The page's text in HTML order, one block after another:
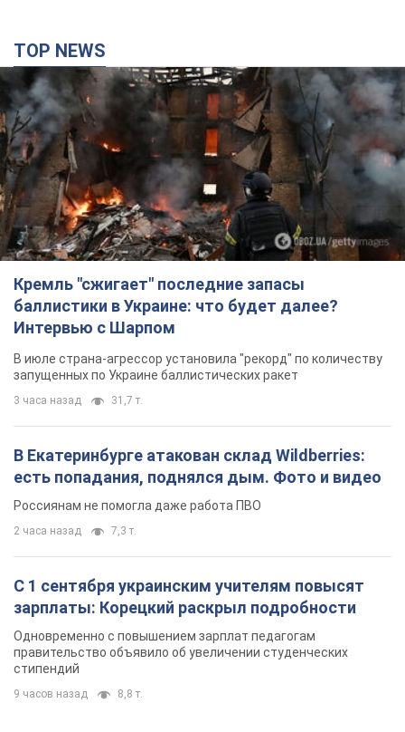
Кремль "сжигает" последние запасы
баллистики в Украине: что будет далее?
Интервью с Шарпом
В июле страна-агрессор установила "рекорд" по количеству
запущенных по Украине баллистических ракет
3 часа назад 31,7 т.
В Екатеринбурге атакован склад Wildberries:
есть попадания, поднялся дым. Фото и видео
Россиянам не помогла даже работа ПВО
2 часа назад
С 1 сентября украинским учителям повысят
зарплаты: Корецкий раскрыл подробности
Одновременно с повышением зарплат педагогам
правительство объявило об увеличении студенческих